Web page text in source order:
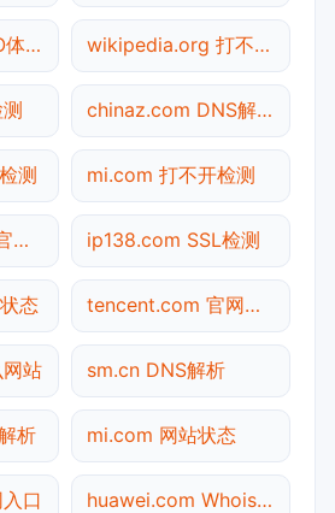
douyin.com SEO体检 wikipedia.org 打不开检测
chinaz.com DNS解析
测 mi.com 打不开检测
wordpress.org 官网入口 ip138.com SSL检测
态 tencent.com 官网入口
站 sm.cn DNS解析
析 mi.com 网站状态
口 huawei.com Whois查询